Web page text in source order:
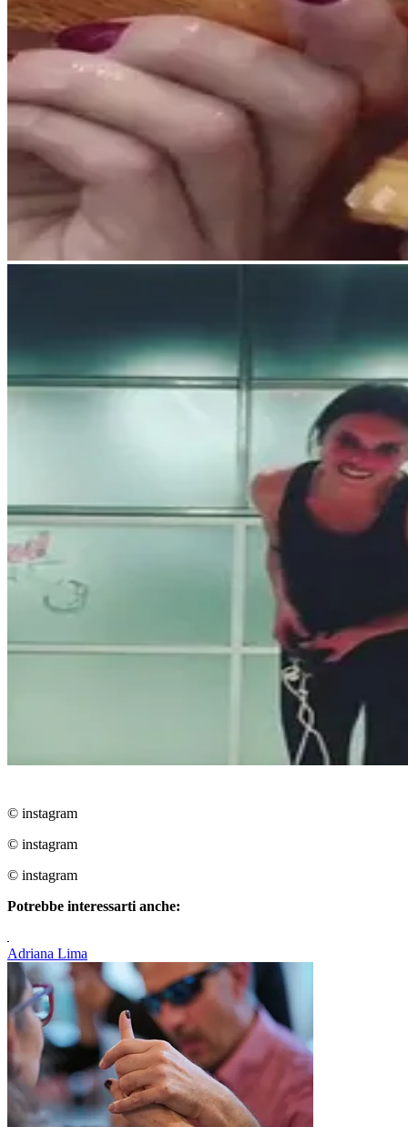
© instagram
© instagram
© instagram
Potrebbe interessarti anche:
Adriana Lima